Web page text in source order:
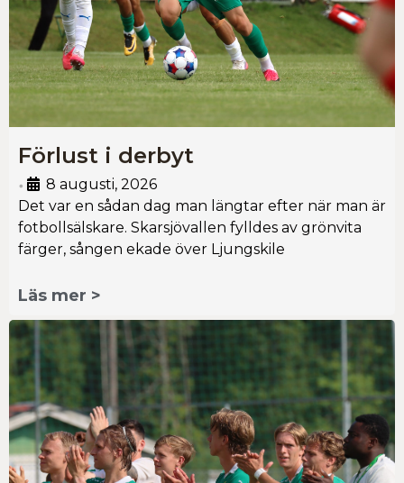
Förlust i derbyt
•
8 augusti, 2026
Det var en sådan dag man längtar efter när man är
fotbollsälskare. Skarsjövallen fylldes av grönvita
färger, sången ekade över Ljungskile
Läs mer >